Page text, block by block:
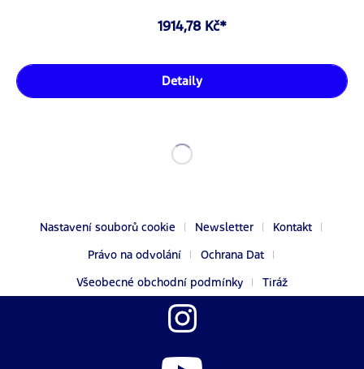
1914,78 Kč*
Detaily
Nastavení souborů cookie Newsletter
Kontakt
Právo na odvolání
Ochrana Dat
Všeobecné obchodní podmínky
Tiráž